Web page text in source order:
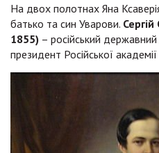
На двох полотнах Яна
батько та син Уварови.
1855) – російський державний
президент Російської академії